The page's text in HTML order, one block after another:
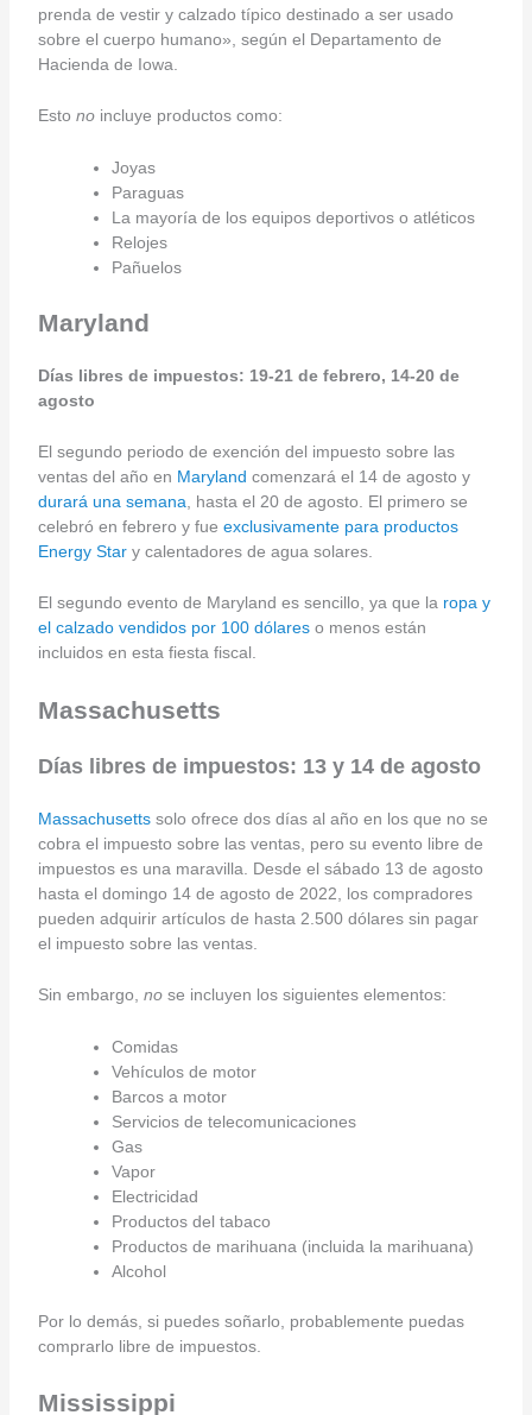
prenda de vestir y calzado típico destinado a ser usado
sobre el cuerpo humano», según el Departamento de
Hacienda de Iowa.
Esto no incluye productos como:
Joyas
Paraguas
La mayoría de los equipos deportivos o atléticos
Relojes
Pañuelos
Maryland
Días libres de impuestos: 19-21 de febrero, 14-20 de
agosto
El segundo periodo de exención del impuesto sobre las
ventas del año en Maryland comenzará el 14 de agosto y
durará una semana , hasta el 20 de agosto. El primero se
celebró en febrero y fue exclusivamente para productos
Energy Stary calentadores de agua solares.
El segundo evento de Maryland es sencillo, ya que la ropa y
el calzado vendidos por 100 dólareso menos están
incluidos en esta fiesta fiscal.
Massachusetts
Días libres de impuestos: 13 y 14 de agosto
Massachusettssolo ofrece dos días al año en los que no se
cobra el impuesto sobre las ventas, pero su evento libre de
impuestos es una maravilla. Desde el sábado 13 de agosto
hasta el domingo 14 de agosto de 2022, los compradores
pueden adquirir artículos de hasta 2.500 dólares sin pagar
el impuesto sobre las ventas.
Sin embargo, no se incluyen los siguientes elementos:
Comidas
Vehículos de motor
Barcos a motor
Servicios de telecomunicaciones
Gas
Vapor
Electricidad
Productos del tabaco
Productos de marihuana (incluida la marihuana)
Alcohol
Por lo demás, si puedes soñarlo, probablemente puedas
comprarlo libre de impuestos.
Mississippi